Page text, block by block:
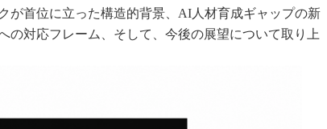
が首位に立った構造的背景、AI人材育成ギャップの新
の対応フレーム、そして、今後の展望について取り上